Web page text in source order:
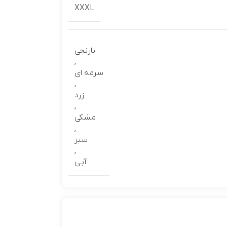
XXXL
نارنجی
,
سرمه ای
,
زرد
,
مشکی
,
سبز
,
آبی